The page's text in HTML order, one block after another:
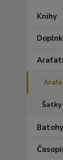
Knihy
Šatky